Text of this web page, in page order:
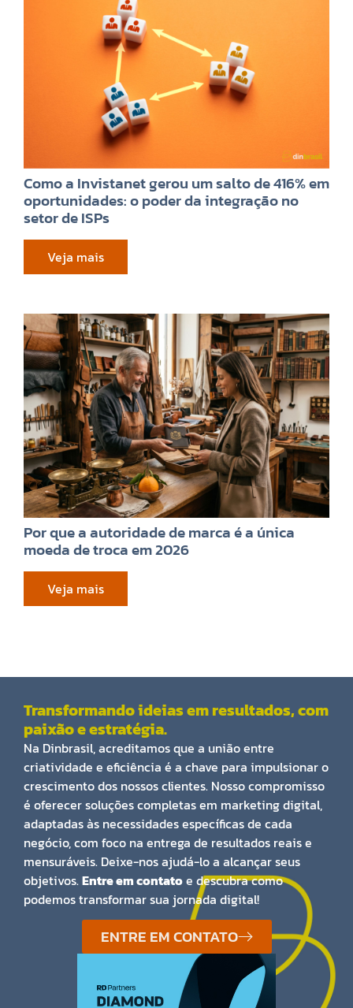
Como a Invistanet gerou um salto de 416% em
oportunidades: o poder da integração no
setor de ISPs
Veja mais
Por que a autoridade de marca é a única
moeda de troca em 2026
Veja mais
Transformando ideias em resultados, com
paixão e estratégia.
Na Dinbrasil, acreditamos que a união entre
criatividade e eficiência é a chave para impulsionar o
crescimento dos nossos clientes. Nosso compromisso
é oferecer soluções completas em marketing digital,
adaptadas às necessidades específicas de cada
negócio, com foco na entrega de resultados reais e
mensuráveis. Deixe-nos ajudá-lo a alcançar seus
objetivos.Entre em contatoe descubra como
podemos transformar sua jornada digital!
ENTRE EM CONTATO